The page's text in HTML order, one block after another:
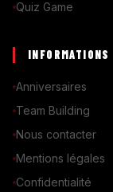
Quiz Game
INFORMATIONS
Anniversaires
Team Building
Nous contacter
Mentions légales
Confidentialité